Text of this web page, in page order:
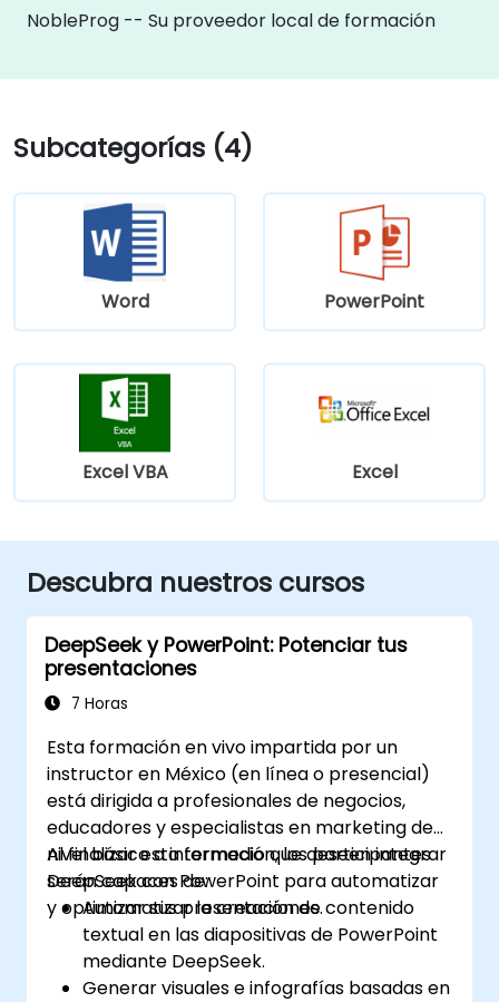
NobleProg -- Su proveedor local de formación
Subcategorías (4)
Word PowerPoint
Excel VBA Excel
Descubra nuestros cursos
DeepSeek y PowerPoint: Potenciar tus
presentaciones
7 Horas
Esta formación en vivo impartida por un
instructor en México (en línea o presencial)
está dirigida a profesionales de negocios,
educadores y especialistas en marketing de
nivel básico a intermedio que deseen integrar
DeepSeek con PowerPoint para automatizar
y optimizar sus presentaciones.
Al finalizar esta formación, los participantes
serán capaces de:
Automatizar la creación de contenido
textual en las diapositivas de PowerPoint
mediante DeepSeek.
Generar visuales e infografías basadas en